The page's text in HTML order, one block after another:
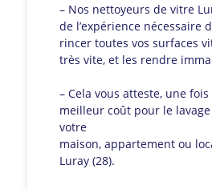
– Nos nettoyeurs de vitre
de l’expérience nécessaire
rincer toutes vos surfaces
très vite, et les rendre
– Cela vous atteste, une
meilleur coût pour le
votre
maison, appartement ou
Luray (28).